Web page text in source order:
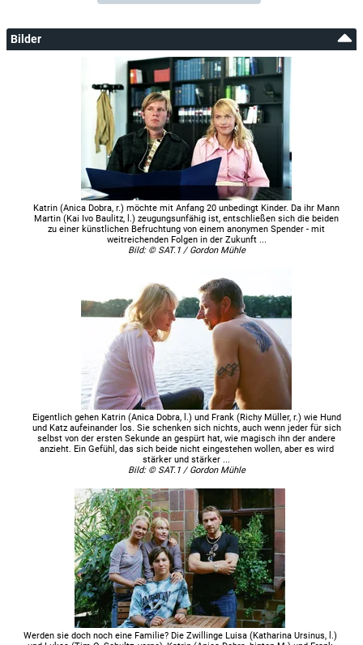
Bilder
Katrin (Anica Dobra, r.) möchte mit Anfang 20 unbedingt Kinder. Da ihr Mann
Martin (Kai Ivo Baulitz, l.) zeugungsunfähig ist, entschließen sich die beiden
zu einer künstlichen Befruchtung von einem anonymen Spender - mit
weitreichenden Folgen in der Zukunft ...
Bild: © SAT.1 / Gordon Mühle
Eigentlich gehen Katrin (Anica Dobra, l.) und Frank (Richy Müller, r.) wie Hund
und Katz aufeinander los. Sie schenken sich nichts, auch wenn jeder für sich
selbst von der ersten Sekunde an gespürt hat, wie magisch ihn der andere
anzieht. Ein Gefühl, das sich beide nicht eingestehen wollen, aber es wird
stärker und stärker ...
Bild: © SAT.1 / Gordon Mühle
Werden sie doch noch eine Familie? Die Zwillinge Luisa (Katharina Ursinus, l.)